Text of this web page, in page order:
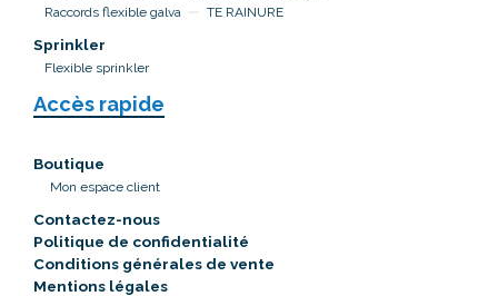
Raccords flexible galva
TE RAINURE
Sprinkler
Flexible sprinkler
Accès rapide
Boutique
Mon espace client
Contactez-nous
Politique de confidentialité
Conditions générales de vente
Mentions légales